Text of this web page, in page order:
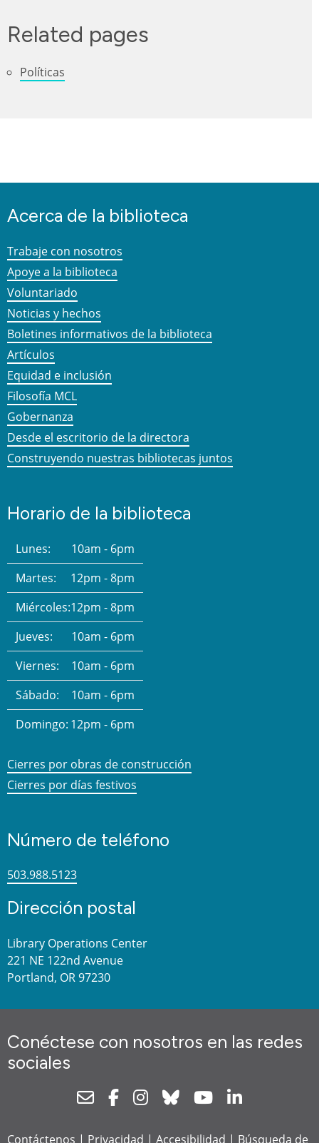
Related pages
Políticas
Acerca de la biblioteca
Trabaje con nosotros
Apoye a la biblioteca
Voluntariado
Noticias y hechos
Boletines informativos de la biblioteca
Artículos
Equidad e inclusión
Filosofía MCL
Gobernanza
Desde el escritorio de la directora
Construyendo nuestras bibliotecas juntos
Horario de la biblioteca
Lunes:
10am - 6pm
Martes:
12pm - 8pm
Miércoles:12pm - 8pm
Jueves:
10am - 6pm
Viernes:
10am - 6pm
Sábado:
10am - 6pm
Domingo: 12pm - 6pm
Cierres por obras de construcción
Cierres por días festivos
Número de teléfono
503.988.5123
Dirección postal
Library Operations Center
221 NE 122nd Avenue
Portland, OR 97230
Conéctese con nosotros en las redes
sociales
NewsletterFacebookInstagram
Bluesky Youtube
Contáctenos | Privacidad | Accesibilidad | Búsqueda de